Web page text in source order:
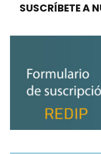
SUSCRÍBETE A